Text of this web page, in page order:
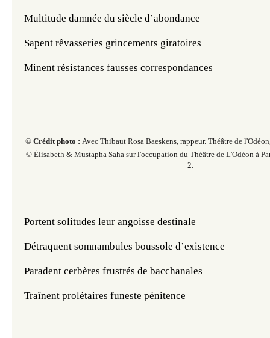
Multitude damnée du siècle d’abondance
Sapent rêvasseries grincements giratoires
Minent résistances fausses correspondances
©Crédit photo : Avec Thibaut Rosa Baeskens, rappeur. Théâtre de
© Élisabeth & Mustapha Saha sur l'occupation du Théâtre de L'Odéon à
2.
Portent solitudes leur angoisse destinale
Détraquent somnambules boussole d’existence
Paradent cerbères frustrés de bacchanales
Traînent prolétaires funeste pénitence